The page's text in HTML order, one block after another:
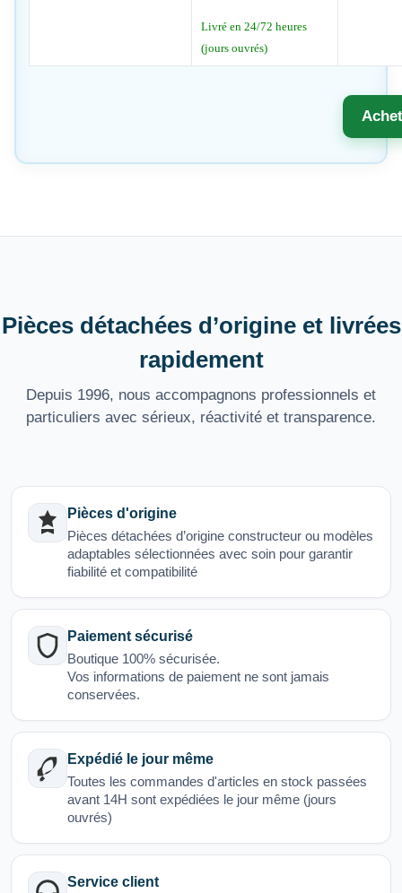
Livré en 24/72 heures
(jours ouvrés)
Pièces détachées d’origine et livrées
rapidement
Depuis 1996, nous accompagnons professionnels et
particuliers avec sérieux, réactivité et transparence.
Pièces d'origine
Pièces détachées d’origine constructeur ou modèles
adaptables sélectionnées avec soin pour garantir
fiabilité et compatibilité
Paiement sécurisé
Boutique 100% sécurisée.
Vos informations de paiement ne sont jamais
conservées.
Expédié le jour même
Toutes les commandes d'articles en stock passées
avant 14H sont expédiées le jour même (jours
ouvrés)
Service client